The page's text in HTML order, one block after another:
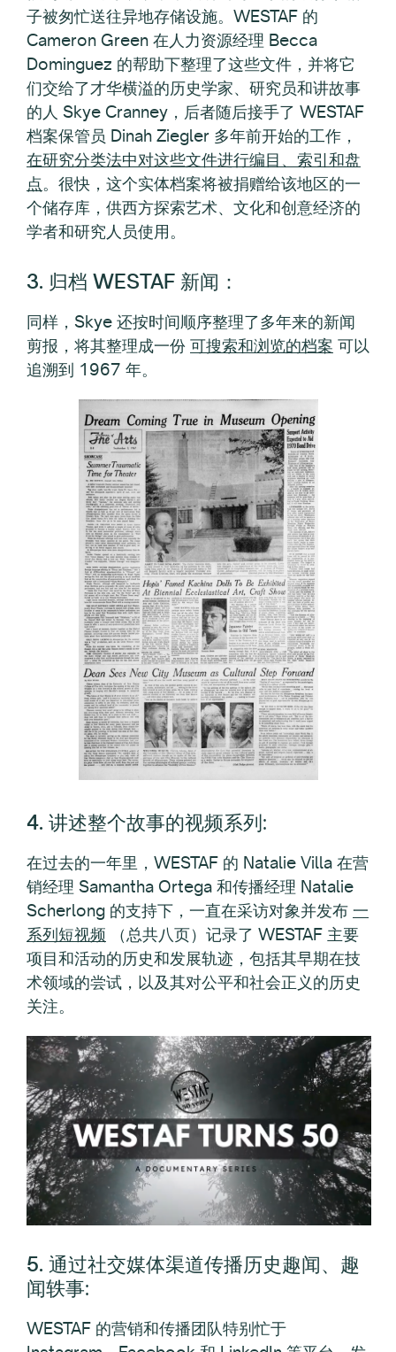
子被匆忙送往异地存储设施。WESTAF 的
Cameron Green 在人力资源经理 Becca
Dominguez 的帮助下整理了这些文件，并将它
们交给了才华横溢的历史学家、研究员和讲故事
的人 Skye Cranney，后者随后接手了 WESTAF
档案保管员 Dinah Ziegler 多年前开始的工作，
在研究分类法中对这些文件进行编目、索引和盘
点。很快，这个实体档案将被捐赠给该地区的一
个储存库，供西方探索艺术、文化和创意经济的
学者和研究人员使用。
3. 归档 WESTAF 新闻：
同样，Skye 还按时间顺序整理了多年来的新闻
剪报，将其整理成一份 可搜索和浏览的档案 可以
追溯到 1967 年。
4. 讲述整个故事的视频系列:
在过去的一年里，WESTAF 的 Natalie Villa 在营
销经理 Samantha Ortega 和传播经理 Natalie
Scherlong 的支持下，一直在采访对象并发布 一
系列短视频 （总共八页）记录了 WESTAF 主要
项目和活动的历史和发展轨迹，包括其早期在技
术领域的尝试，以及其对公平和社会正义的历史
关注。
5. 通过社交媒体渠道传播历史趣闻、趣
闻轶事:
WESTAF 的营销和传播团队特别忙于